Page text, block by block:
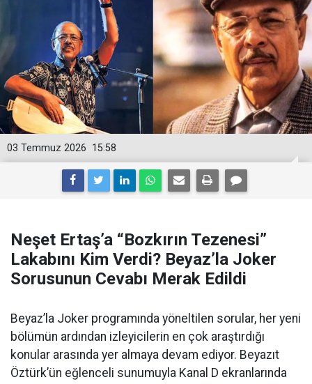
15:58
03 Temmuz 2026
Neşet Ertaş’a “Bozkırın Tezenesi”
Lakabını Kim Verdi? Beyaz’la Joker
Sorusunun Cevabı Merak Edildi
Beyaz’la Joker programında yöneltilen sorular, her yeni
bölümün ardından izleyicilerin en çok araştırdığı
konular arasında yer almaya devam ediyor. Beyazıt
Öztürk’ün eğlenceli sunumuyla Kanal D ekranlarında